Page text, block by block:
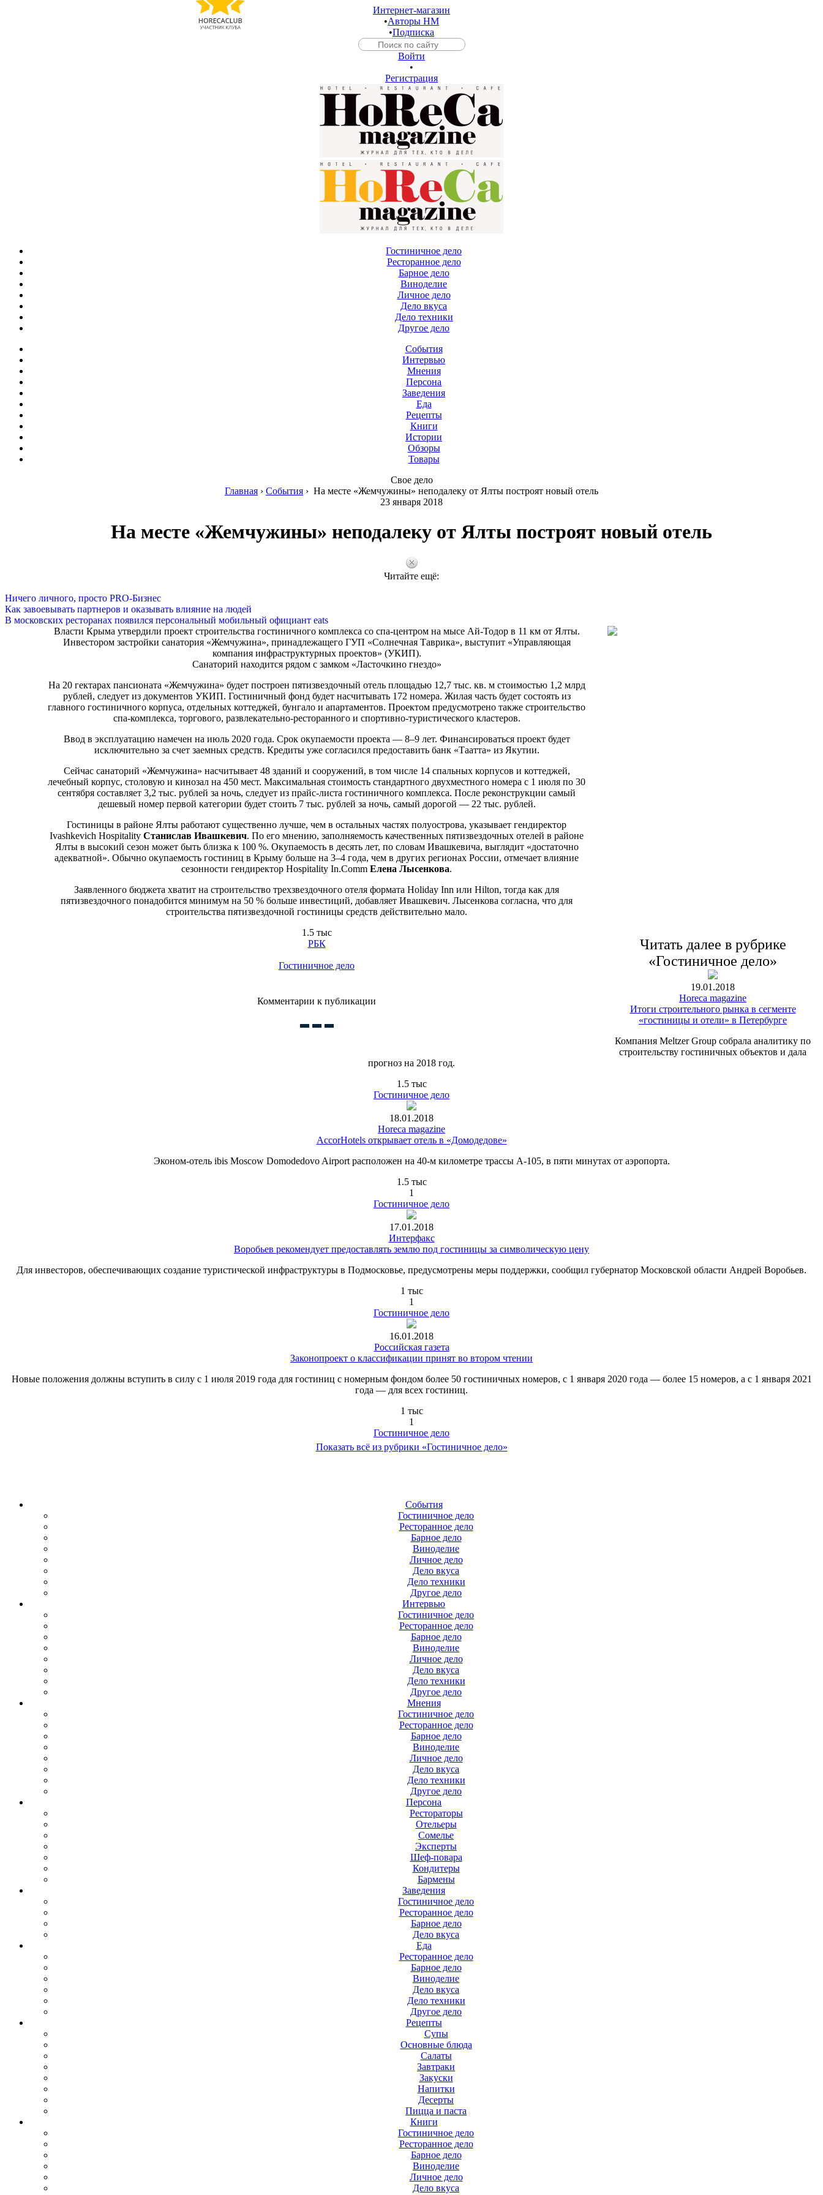
Интернет-магазин
•Авторы HM
•Подписка
Войти
•
Регистрация
Гостиничное дело
Ресторанное дело
Барное дело
Виноделие
Личное дело
Дело вкуса
Дело техники
Другое дело
События
Интервью
Мнения
Персона
Заведения
Еда
Рецепты
Книги
Истории
Обзоры
Товары
Свое дело
Главная › События › На месте «Жемчужины» неподалеку от Ялты построят новый отель
23 января 2018
На месте «Жемчужины» неподалеку от Ялты построят новый отель
Читайте ещё:
Ничего личного, просто PRO-Бизнес
Как завоевывать партнеров и оказывать влияние на людей
В московских ресторанах появился персональный мобильный официант eats
Власти Крыма утвердили проект строительства гостиничного комплекса со спа-центром на мысе Ай-Тодор в 11 км от Ялты.
Инвестором застройки санатория «Жемчужина», принадлежащего ГУП «Солнечная Таврика», выступит «Управляющая
компания инфраструктурных проектов» (УКИП).
Санаторий находится рядом с замком «Ласточкино гнездо»
На 20 гектарах пансионата «Жемчужина» будет построен пятизвездочный отель площадью 12,7 тыс. кв. м стоимостью 1,2 млрд
рублей, следует из документов УКИП. Гостиничный фонд будет насчитывать 172 номера. Жилая часть будет состоять из
главного гостиничного корпуса, отдельных коттеджей, бунгало и апартаментов. Проектом предусмотрено также строительство
спа-комплекса, торгового, развлекательно-ресторанного и спортивно-туристического кластеров.
Ввод в эксплуатацию намечен на июль 2020 года. Срок окупаемости проекта — 8–9 лет. Финансироваться проект будет
исключительно за счет заемных средств. Кредиты уже согласился предоставить банк «Таатта» из Якутии.
Сейчас санаторий «Жемчужина» насчитывает 48 зданий и сооружений, в том числе 14 спальных корпусов и коттеджей,
лечебный корпус, столовую и кинозал на 450 мест. Максимальная стоимость стандартного двухместного номера с 1 июля по 30
сентября составляет 3,2 тыс. рублей за ночь, следует из прайс-листа гостиничного комплекса. После реконструкции самый
дешевый номер первой категории будет стоить 7 тыс. рублей за ночь, самый дорогой — 22 тыс. рублей.
Гостиницы в районе Ялты работают существенно лучше, чем в остальных частях полуострова, указывает гендиректор
Ivashkevich Hospitality Станислав Ивашкевич. По его мнению, заполняемость качественных пятизвездочных отелей в районе
Ялты в высокий сезон может быть близка к 100 %. Окупаемость в десять лет, по словам Ивашкевича, выглядит «достаточно
адекватной». Обычно окупаемость гостиниц в Крыму больше на 3–4 года, чем в других регионах России, отмечает влияние
сезонности гендиректор Hospitality In.Comm Елена Лысенкова.
Заявленного бюджета хватит на строительство трехзвездочного отеля формата Holiday Inn или Hilton, тогда как для
пятизвездочного понадобится минимум на 50 % больше инвестиций, добавляет Ивашкевич. Лысенкова согласна, что для
строительства пятизвездочной гостиницы средств действительно мало.
1.5 тыс
РБК
Гостиничное дело
Комментарии к публикации
Читать далее в рубрике
«Гостиничное дело»
19.01.2018
Horeca magazine
Итоги строительного рынка в сегменте
«гостиницы и отели» в Петербурге
Компания Meltzer Group собрала аналитику по
строительству гостиничных объектов и дала
прогноз на 2018 год.
1.5 тыс
Гостиничное дело
18.01.2018
Horeca magazine
AccorHotels открывает отель в «Домодедове»
Эконом-отель ibis Moscow Domodedovo Airport расположен на 40-м километре трассы А-105, в пяти минутах от аэропорта.
1.5 тыс
1
Гостиничное дело
17.01.2018
Интерфакс
Воробьев рекомендует предоставлять землю под гостиницы за символическую цену
Для инвесторов, обеспечивающих создание туристической инфраструктуры в Подмосковье, предусмотрены меры поддержки, сообщил губернатор Московской области Андрей Воробьев.
1 тыс
1
Гостиничное дело
16.01.2018
Российская газета
Законопроект о классификации принят во втором чтении
Новые положения должны вступить в силу с 1 июля 2019 года для гостиниц с номерным фондом более 50 гостиничных номеров, с 1 января 2020 года — более 15 номеров, а с 1 января 2021
года — для всех гостиниц.
1 тыс
1
Гостиничное дело
Показать всё из рубрики «Гостиничное дело»
События
Гостиничное дело
Ресторанное дело
Барное дело
Виноделие
Личное дело
Дело вкуса
Дело техники
Другое дело
Интервью
Гостиничное дело
Ресторанное дело
Барное дело
Виноделие
Личное дело
Дело вкуса
Дело техники
Другое дело
Мнения
Гостиничное дело
Ресторанное дело
Барное дело
Виноделие
Личное дело
Дело вкуса
Дело техники
Другое дело
Персона
Рестораторы
Отельеры
Сомелье
Эксперты
Шеф-повара
Кондитеры
Бармены
Заведения
Гостиничное дело
Ресторанное дело
Барное дело
Дело вкуса
Еда
Ресторанное дело
Барное дело
Виноделие
Дело вкуса
Дело техники
Другое дело
Рецепты
Супы
Основные блюда
Салаты
Завтраки
Закуски
Напитки
Десерты
Пицца и паста
Книги
Гостиничное дело
Ресторанное дело
Барное дело
Виноделие
Личное дело
Дело вкуса